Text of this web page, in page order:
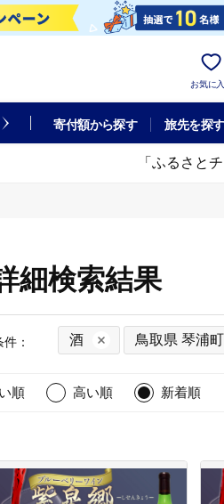
お気に
寄付額から探す 旅先を探す
「ふるさと
細検索結果
： 酒 鳥取県 琴浦町
順 高い順 新着順